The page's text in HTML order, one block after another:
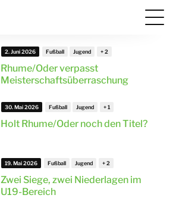
Rhume/Oder verpasst
Meisterschaftsüberraschung
2. Juni 2026 Fußball Jugend
Holt Rhume/Oder noch den Titel?
30. Mai 2026 Fußball Jugend
Zwei Siege, zwei Niederlagen im
U19-Bereich
19. Mai 2026 Fußball Jugend